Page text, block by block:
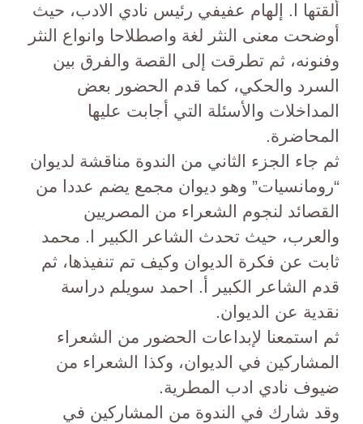
ألقتها ا. إلهام عفيفي رئيس نادي الادب، حيث
أوضحت معنى النثر لغة واصطلاحا وانواع النثر
وفنونه، ثم تطرقت إلى القصة والفرق بين
السرد والحكي، كما قدم الحضور بعض
المداخلات والأسئلة التي أجابت عليها
المحاضرة.
ثم جاء الجزء الثاني من الندوة مناقشة لديوان
“رومانسيات” وهو ديوان مجمع يضم عددا من
القصائد لنجوم الشعراء من المصريين
والعرب، حيث تحدث الشاعر الكبير ا. محمد
ثابت عن فكرة الديوان وكيف تم تنفيذها، ثم
قدم الشاعر الكبير أ. احمد سويلم دراسة
نقدية عن الديوان.
ثم استمعنا لإبداعات الحضور من الشعراء
المشاركين في الديوان، وكذا الشعراء من
ضيوف نادي ادب المطرية.
وقد شارك في الندوة من المشاركين في